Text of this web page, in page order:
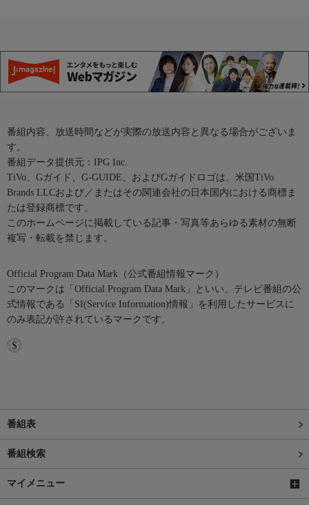
番組内容、放送時間などが実際の放送内容と異なる場合がございま
す。
番組データ提供元：IPG Inc.
TiVo、Gガイド、G-GUIDE、およびGガイドロゴは、米国TiVo
Brands LLCおよび／またはその関連会社の日本国内における商標ま
たは登録商標です。
このホームページに掲載している記事・写真等あらゆる素材の無断
複写・転載を禁じます。
Official Program Data Mark（公式番組情報マーク）
このマークは「Official Program Data Mark」といい、テレビ番組の公
式情報である「SI(Service Information)情報」を利用したサービスに
のみ表記が許されているマークです。
番組表
番組検索
マイメニュー